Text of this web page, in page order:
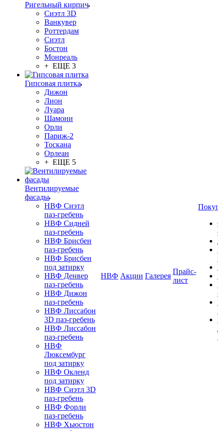
Ригельный кирпич
Сиэтл 3D
Ванкувер
Роттердам
Сиэтл
Бостон
Монреаль
+ ЕЩЕ 3
Гипсовая плитка
Дижон
Лион
Луара
Шамони
Орли
Париж-2
Тоскана
Орлеан
+ ЕЩЕ 5
Вентилируемые
фасады
НВФ Сиэтл
паз-гребень
НВФ Сидней
паз-гребень
НВФ Брисбен
паз-гребень
НВФ Брисбен
под затирку
НВФ Денвер
паз-гребень
НВФ Дижон
паз-гребень
НВФ Лиссабон
3D паз-гребень
НВФ Лиссабон
паз-гребень
НВФ
Люксембург
под затирку
НВФ Окленд
под затирку
НВФ Сиэтл 3D
паз-гребень
НВФ Форли
паз-гребень
НВФ Хьюстон
НВФ Акции Галерея
Прайс-
лист